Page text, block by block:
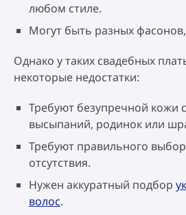
любом стиле.
Могут быть разных
Однако у таких свадебных
некоторые недостатки:
Требуют безупречной кожи
высыпаний, родинок или
Требуют правильного
отсутствия.
Нужен аккуратный подбор
волос.